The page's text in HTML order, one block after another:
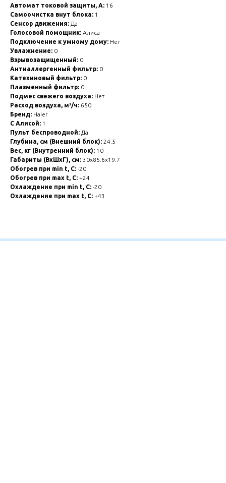
Автомат токовой защиты, А: 16
Самоочистка внут блока: 1
Сенсор движения: Да
Голосовой помощник: Алиса
Подключение к умному дому: Нет
Увлажнение: 0
Взрывозащищенный: 0
Антиаллергенный фильтр: 0
Катехиновый фильтр: 0
Плазменный фильтр: 0
Подмес свежего воздуха: Нет
Расход воздуха, м³/ч: 650
Бренд: Haier
С Алисой: 1
Пульт беспроводной: Да
Глубина, см (Внешний блок): 24.5
Вес, кг (Внутренний блок): 10
Габариты (ВхШхГ), см: 30x85.6x19.7
Обогрев при min t, C: -20
Обогрев при max t, C: +24
Охлаждение при min t, С: -20
Охлаждение при max t, C: +43